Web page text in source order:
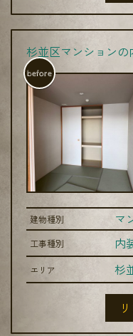
杉並区マンションの
before
建物種別 マ
工事種別 内
エリア 杉